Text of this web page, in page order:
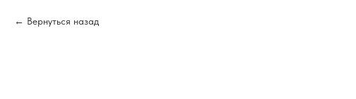
Вернуться назад